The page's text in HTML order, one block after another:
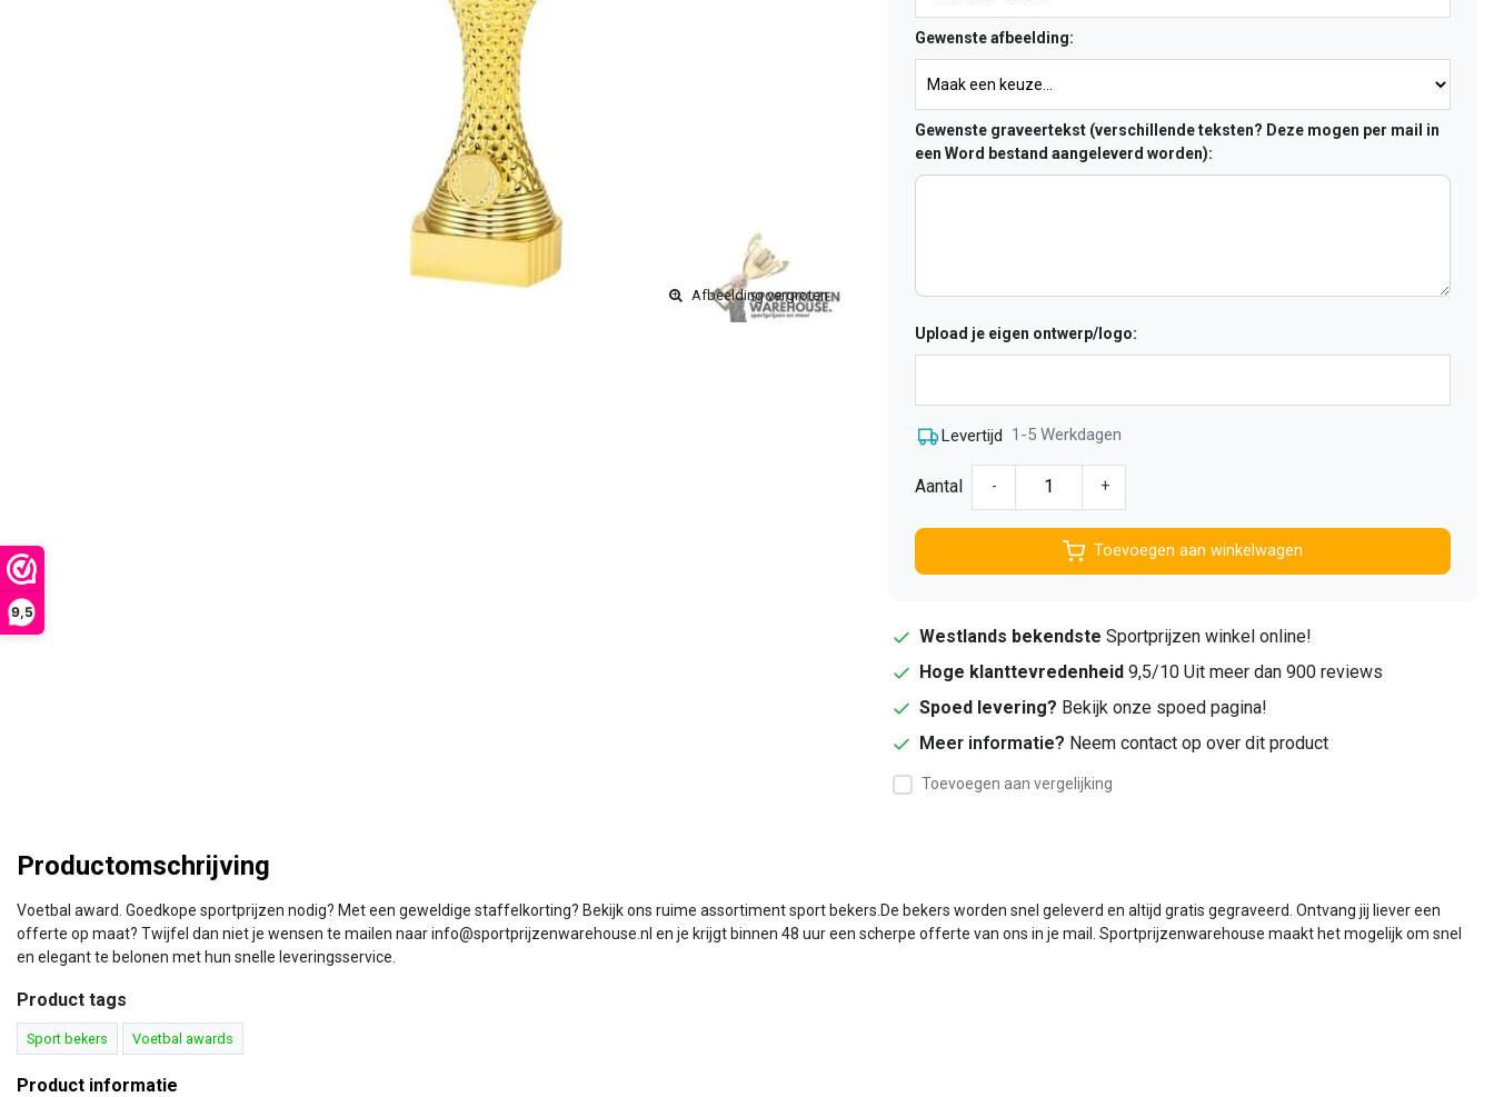
9,5
Afbeelding vergroten
Gewenste afbeelding:
Gewenste graveertekst (verschillende teksten? Deze mogen per mail in
een Word bestand aangeleverd worden):
Upload je eigen ontwerp/logo:
Levertijd 1-5 Werkdagen
Aantal - +
Toevoegen aan winkelwagen
Westlands bekendste Sportprijzen winkel online!
Hoge klanttevredenheid 9,5/10 Uit meer dan 900 reviews
Spoed levering? Bekijk onze spoed pagina!
Meer informatie? Neem contact op over dit product
Toevoegen aan vergelijking
Productomschrijving
Voetbal award. Goedkope sportprijzen nodig? Met een geweldige staffelkorting? Bekijk ons ruime assortiment sport bekers.De bekers worden snel geleverd en altijd gratis gegraveerd. Ontvang jij liever een
offerte op maat? Twijfel dan niet je wensen te mailen naar info@sportprijzenwarehouse.nl en je krijgt binnen 48 uur een scherpe offerte van ons in je mail. Sportprijzenwarehouse maakt het mogelijk om snel
en elegant te belonen met hun snelle leveringsservice.
Product tags
Sport bekers Voetbal awards
Product informatie